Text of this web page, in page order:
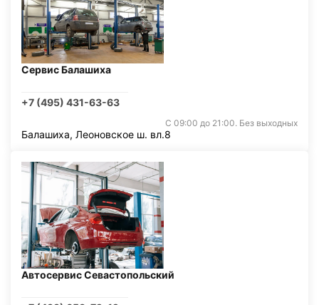
Сервис Балашиха
+7 (495) 431-63-63
С 09:00 до 21:00. Без выходных
Балашиха, Леоновское ш. вл.8
Автосервис Севастопольский